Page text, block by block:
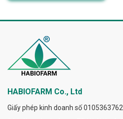
HABIOFARM Co., Ltd
Giấy phép kinh doanh số 0105363762